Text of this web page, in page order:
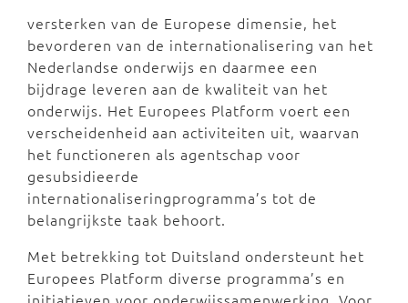
versterken van de Europese dimensie, het
bevorderen van de internationalisering van het
Nederlandse onderwijs en daarmee een
bijdrage leveren aan de kwaliteit van het
onderwijs. Het Europees Platform voert een
verscheidenheid aan activiteiten uit, waarvan
het functioneren als agentschap voor
gesubsidieerde
internationaliseringprogramma’s tot de
belangrijkste taak behoort.
Met betrekking tot Duitsland ondersteunt het
Europees Platform diverse programma’s en